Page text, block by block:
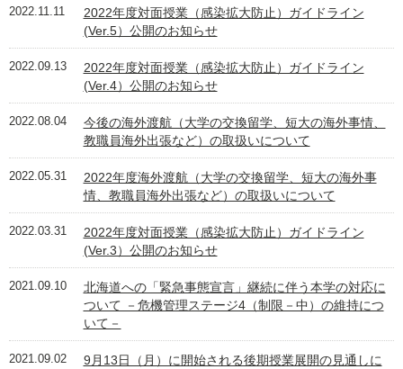
2022.11.11
2022年度対面授業（感染拡大防止）ガイドライン
(Ver.5）公開のお知らせ
2022.09.13
2022年度対面授業（感染拡大防止）ガイドライン
(Ver.4）公開のお知らせ
2022.08.04
今後の海外渡航（大学の交換留学、短大の海外事情、
教職員海外出張など）の取扱いについて
2022.05.31
2022年度海外渡航（大学の交換留学、短大の海外事
情、教職員海外出張など）の取扱いについて
2022.03.31
2022年度対面授業（感染拡大防止）ガイドライン
(Ver.3）公開のお知らせ
2021.09.10
北海道への「緊急事態宣言」継続に伴う本学の対応に
ついて －危機管理ステージ4（制限－中）の維持につ
いて－
2021.09.02
9月13日（月）に開始される後期授業展開の見通しに